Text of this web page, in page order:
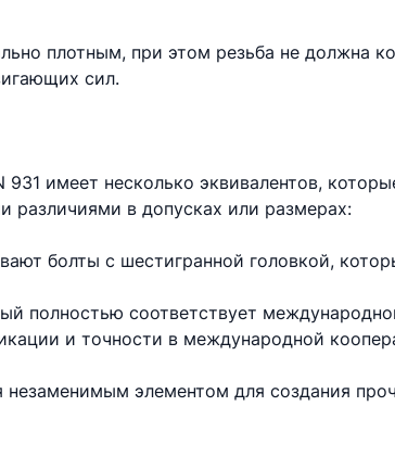
плотным, при этом резьба не должна
сил.
имеет несколько эквивалентов,
различиями в допусках или размерах:
болты с шестигранной головкой,
полностью соответствует
и точности в международной
элементом для создания